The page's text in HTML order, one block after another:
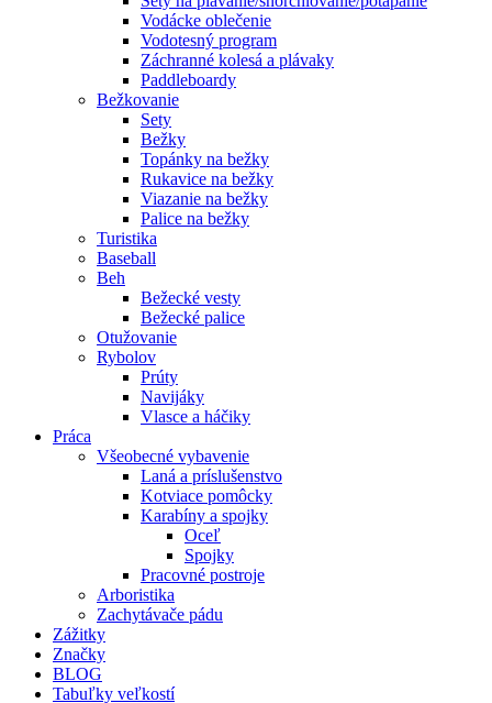
Vodácke oblečenie
Vodotesný program
Záchranné kolesá a plávaky
Paddleboardy
Bežkovanie
Sety
Bežky
Topánky na bežky
Rukavice na bežky
Viazanie na bežky
Palice na bežky
Turistika
Baseball
Beh
Bežecké vesty
Bežecké palice
Otužovanie
Rybolov
Prúty
Navijáky
Vlasce a háčiky
Práca
Všeobecné vybavenie
Laná a príslušenstvo
Kotviace pomôcky
Karabíny a spojky
Oceľ
Spojky
Pracovné postroje
Arboristika
Zachytávače pádu
Zážitky
Značky
BLOG
Tabuľky veľkostí